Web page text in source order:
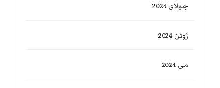
جولای 2024
ژوئن 2024
می 2024